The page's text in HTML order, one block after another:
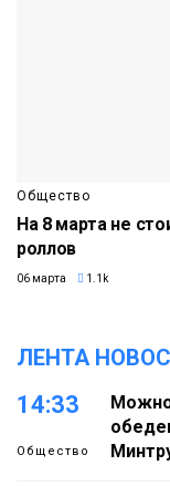
Общество
На 8 марта не
роллов
06 марта 1.1k
ЛЕНТА
14:33
Общество